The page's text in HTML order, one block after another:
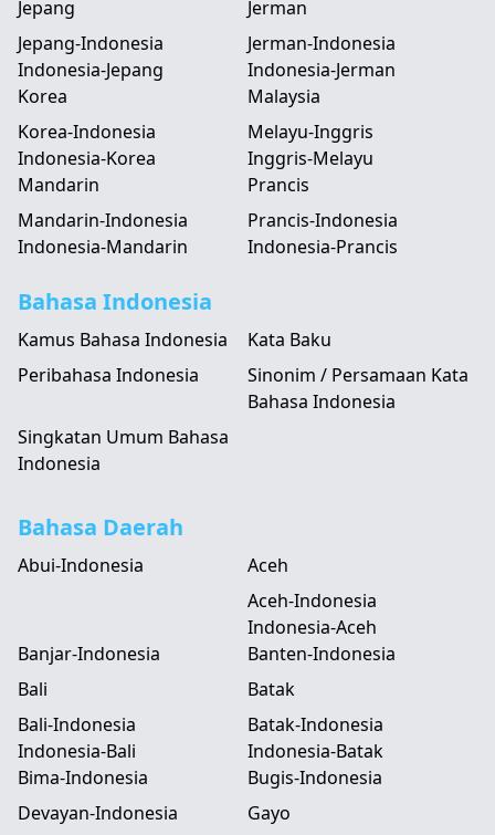
Jepang
Jepang-Indonesia
Indonesia-Jepang
Jerman
Jerman-Indonesia
Indonesia-Jerman
Korea
Korea-Indonesia
Indonesia-Korea
Malaysia
Melayu-Inggris
Inggris-Melayu
Mandarin
Mandarin-Indonesia
Indonesia-Mandarin
Prancis
Prancis-Indonesia
Indonesia-Prancis
Bahasa Indonesia
Kamus Bahasa Indonesia
Kata Baku
Peribahasa Indonesia
Sinonim / Persamaan Kata
Bahasa Indonesia
Singkatan Umum Bahasa
Indonesia
Bahasa Daerah
Abui-Indonesia
Aceh
Aceh-Indonesia
Indonesia-Aceh
Banjar-Indonesia
Banten-Indonesia
Bali
Bali-Indonesia
Indonesia-Bali
Batak
Batak-Indonesia
Indonesia-Batak
Bima-Indonesia
Bugis-Indonesia
Devayan-Indonesia
Gayo